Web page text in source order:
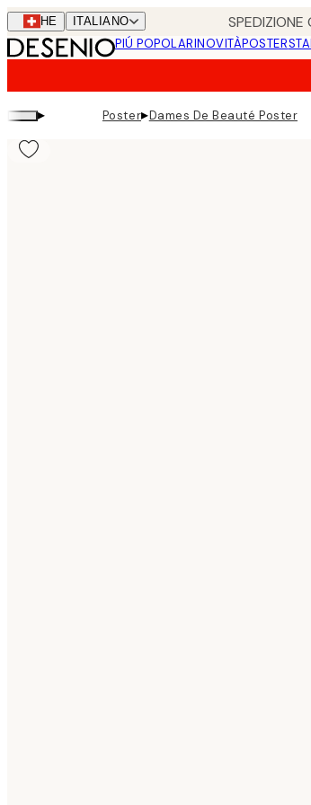
Skip
to
main
CHE ITALIANO SPEDIZIONE
PIÚ POPOLARINOVITÀPOSTER
▸ Poster▸Dames De Beauté Poster